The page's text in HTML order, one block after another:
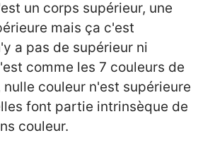
un corps supérieur, une
mais ça c'est
a pas de supérieur ni
comme les 7 couleurs de
couleur n'est supérieure
font partie intrinsèque de
couleur.